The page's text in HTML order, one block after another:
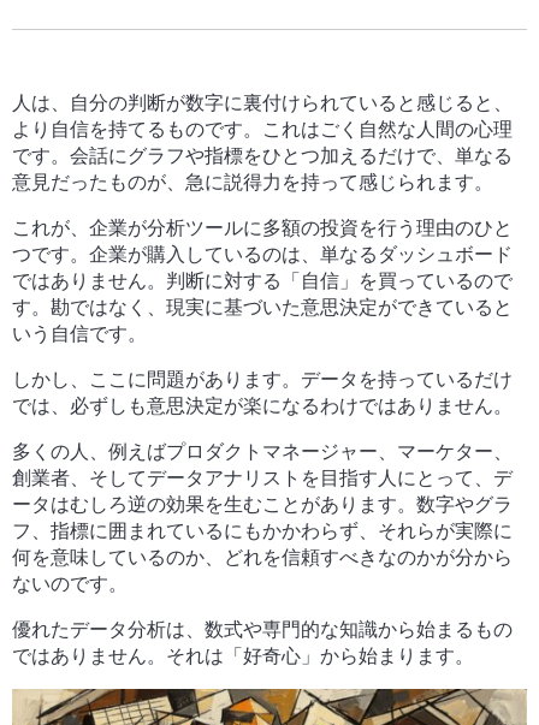
人は、自分の判断が数字に裏付けられていると感じると、
より自信を持てるものです。これはごく自然な人間の心理
です。会話にグラフや指標をひとつ加えるだけで、単なる
意見だったものが、急に説得力を持って感じられます。
これが、企業が分析ツールに多額の投資を行う理由のひと
つです。企業が購入しているのは、単なるダッシュボード
ではありません。判断に対する「自信」を買っているので
す。勘ではなく、現実に基づいた意思決定ができていると
いう自信です。
しかし、ここに問題があります。データを持っているだけ
では、必ずしも意思決定が楽になるわけではありません。
多くの人、例えばプロダクトマネージャー、マーケター、
創業者、そしてデータアナリストを目指す人にとって、デ
ータはむしろ逆の効果を生むことがあります。数字やグラ
フ、指標に囲まれているにもかかわらず、それらが実際に
何を意味しているのか、どれを信頼すべきなのかが分から
ないのです。
優れたデータ分析は、数式や専門的な知識から始まるもの
ではありません。それは「好奇心」から始まります。